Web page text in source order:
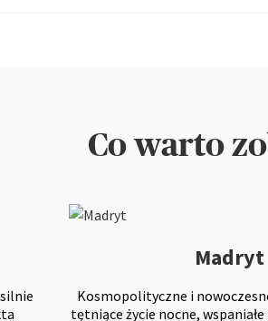
Co warto
Madryt
Kosmopolityczne i
tętniące życie nocne,